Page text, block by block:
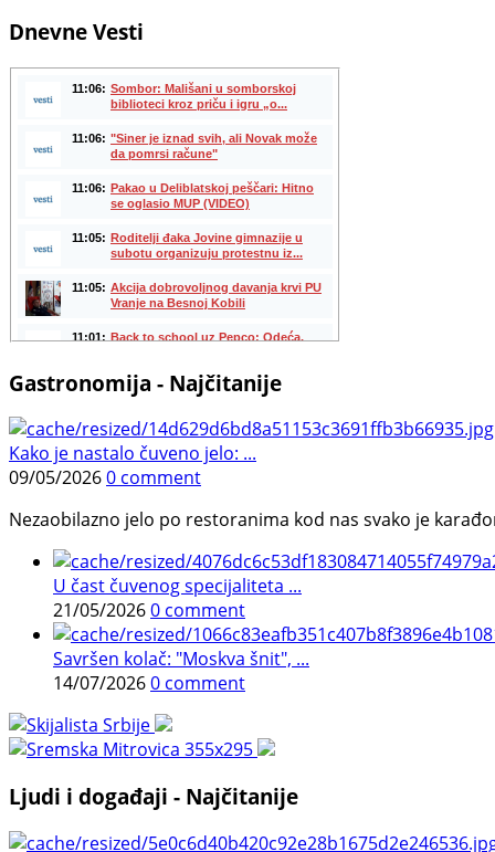
Dnevne Vesti
Gastronomija - Najčitanije
Kako je nastalo čuveno jelo: ...
09/05/20260 comment
Nezaobilazno jelo po restoranima kod nas svako je
U čast čuvenog specijaliteta ...
21/05/20260 comment
Savršen kolač: "Moskva šnit", ...
14/07/20260 comment
Ljudi i događaji - Najčitanije